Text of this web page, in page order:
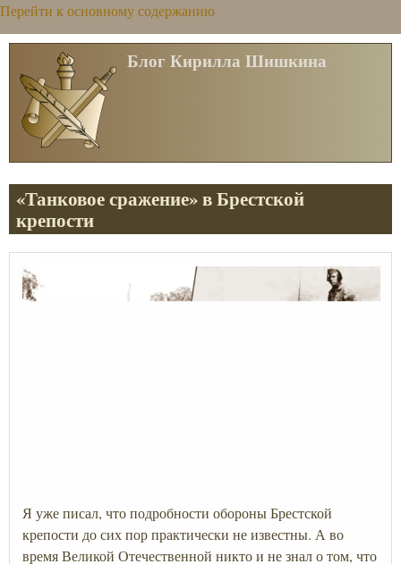
Перейти к основному содержанию
Блог Кирилла Шишкина
«Танковое сражение» в Брестской
крепости
Я уже писал, что подробности обороны Брестской
крепости до сих пор практически не известны. А во
время Великой Отечественной никто и не знал о том, что